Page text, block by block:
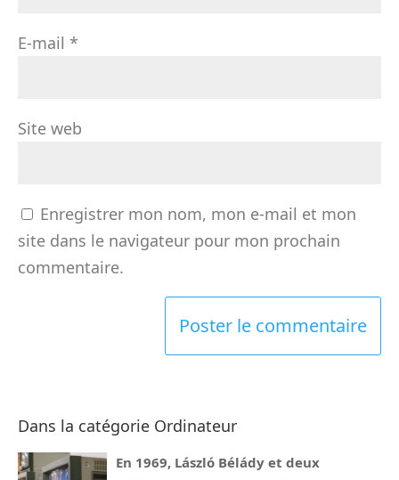
E-mail *
Site web
Enregistrer mon nom, mon e-mail et mon
site dans le navigateur pour mon prochain
commentaire.
Dans la catégorie Ordinateur
En 1969, László Bélády et deux